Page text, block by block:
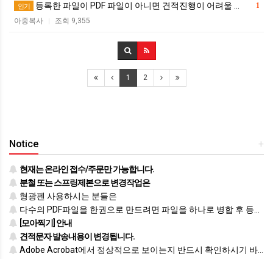
1
인기 등록한 파일이 PDF 파일이 아니면 견적진행이 어려울 …
아중복사 조회 9,355
1 2
+
Notice
현재는 온라인 접수/주문만 가능합니다.
분철 또는 스프링제본으로 변경작업은
형광펜 사용하시는 분들은
다수의 PDF파일을 한권으로 만드려면 파일을 하나로 병합 후 등록하시기 바랍니다.
[모아찍기] 안내
견적문자 발송내용이 변경됩니다.
Adobe Acrobat에서 정상적으로 보이는지 반드시 확인하시기 바랍니다.